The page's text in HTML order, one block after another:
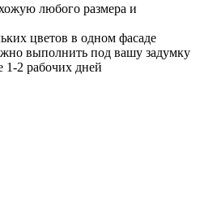
любого размера и
цветов в одном фасаде
выполнить под вашу задумку
1-2 рабочих дней